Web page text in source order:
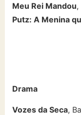
Meu Rei Mandou,
Putz: A Menina
Drama
Vozes da Seca,